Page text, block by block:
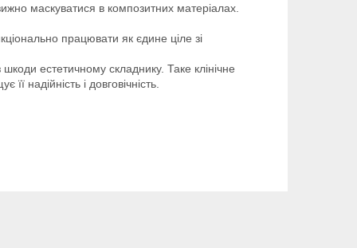
маскуватися в композитних матеріалах.
працювати як єдине ціле зі
естетичному складнику. Таке клінічне
надійність і довговічність.